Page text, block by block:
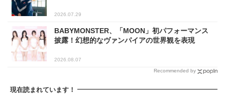
2026.07.29
BABYMONSTER、「MOON」初パフォーマンス
披露！幻想的なヴァンパイアの世界観を表現
2026.08.07
Recommended by
現在読まれています！